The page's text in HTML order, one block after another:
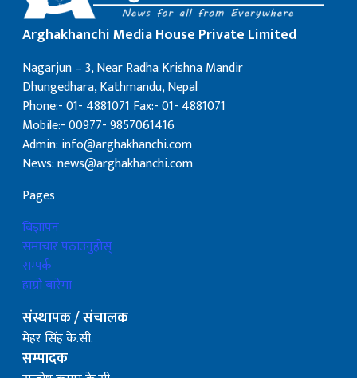
Arghakhanchi Media House Private Limited
Nagarjun – 3, Near Radha Krishna Mandir
Dhungedhara, Kathmandu, Nepal
Phone:- 01- 4881071 Fax:- 01- 4881071
Mobile:- 00977- 9857061416
Admin: info@arghakhanchi.com
News: news@arghakhanchi.com
Pages
बिज्ञापन
समाचार पठाउनुहोस्
सम्पर्क
हाम्रो बारेमा
संस्थापक / संचालक
मेहर सिंह के.सी.
सम्पादक